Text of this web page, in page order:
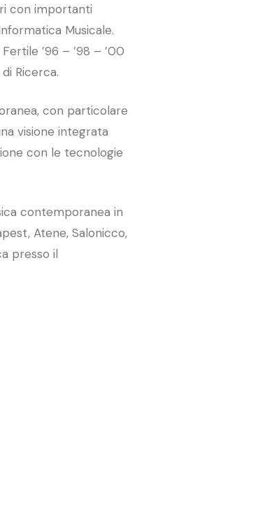
con importanti
Musicale.
’96 – ’98 – ’00
Ricerca.
con particolare
visione integrata
con le tecnologie
contemporanea in
Atene, Salonicco,
presso il